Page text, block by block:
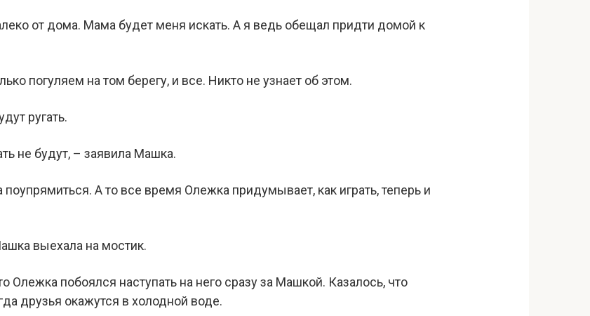
от дома. Мама будет меня искать. А я ведь обещал придти домой к
погуляем на том берегу, и все. Никто не узнает об этом.
ругать.
не будут, – заявила Машка.
А то все время Олежка придумывает, как играть, теперь и
выехала на мостик.
Олежка побоялся наступать на него сразу за Машкой. Казалось, что
друзья окажутся в холодной воде.